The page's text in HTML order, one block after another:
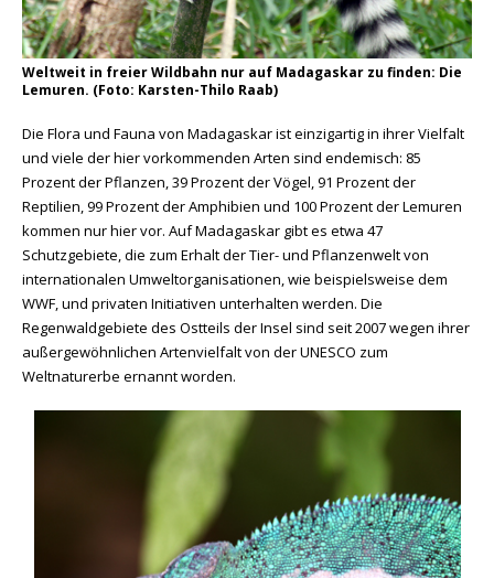
Weltweit in freier Wildbahn nur auf Madagaskar zu finden: Die
Lemuren. (Foto: Karsten-Thilo Raab)
Die Flora und Fauna von Madagaskar ist einzigartig in ihrer Vielfalt
und viele der hier vorkommenden Arten sind endemisch: 85
Prozent der Pflanzen, 39 Prozent der Vögel, 91 Prozent der
Reptilien, 99 Prozent der Amphibien und 100 Prozent der Lemuren
kommen nur hier vor. Auf Madagaskar gibt es etwa 47
Schutzgebiete, die zum Erhalt der Tier- und Pflanzenwelt von
internationalen Umweltorganisationen, wie beispielsweise dem
WWF, und privaten Initiativen unterhalten werden. Die
Regenwaldgebiete des Ostteils der Insel sind seit 2007 wegen ihrer
außergewöhnlichen Artenvielfalt von der UNESCO zum
Weltnaturerbe ernannt worden.